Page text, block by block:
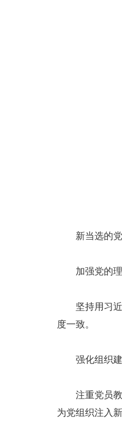
新当选的
加强党的
坚持用习
度一致。
强化组织
注重党员
为党组织注入新